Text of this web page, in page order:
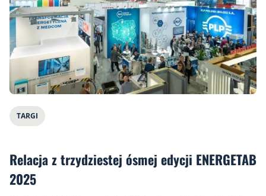
TARGI
Relacja z trzydziestej ósmej edycji ENERGETAB
2025